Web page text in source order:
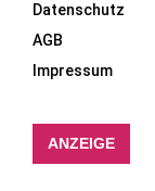
Datenschutz
AGB
Impressum
ANZEIGE